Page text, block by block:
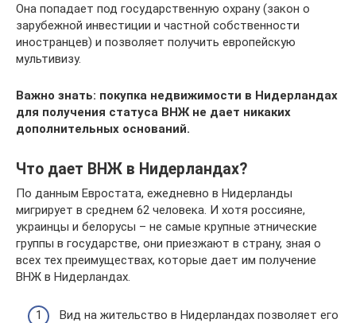
Она попадает под государственную охрану (закон о
зарубежной инвестиции и частной собственности
иностранцев) и позволяет получить европейскую
мультивизу.
Важно знать: покупка недвижимости в Нидерландах
для получения статуса ВНЖ не дает никаких
дополнительных оснований.
Что дает ВНЖ в Нидерландах?
По данным Евростата, ежедневно в Нидерланды
мигрирует в среднем 62 человека. И хотя россияне,
украинцы и белорусы – не самые крупные этнические
группы в государстве, они приезжают в страну, зная о
всех тех преимуществах, которые дает им получение
ВНЖ в Нидерландах.
Вид на жительство в Нидерландах позволяет его